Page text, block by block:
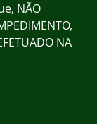
NÃO
NA